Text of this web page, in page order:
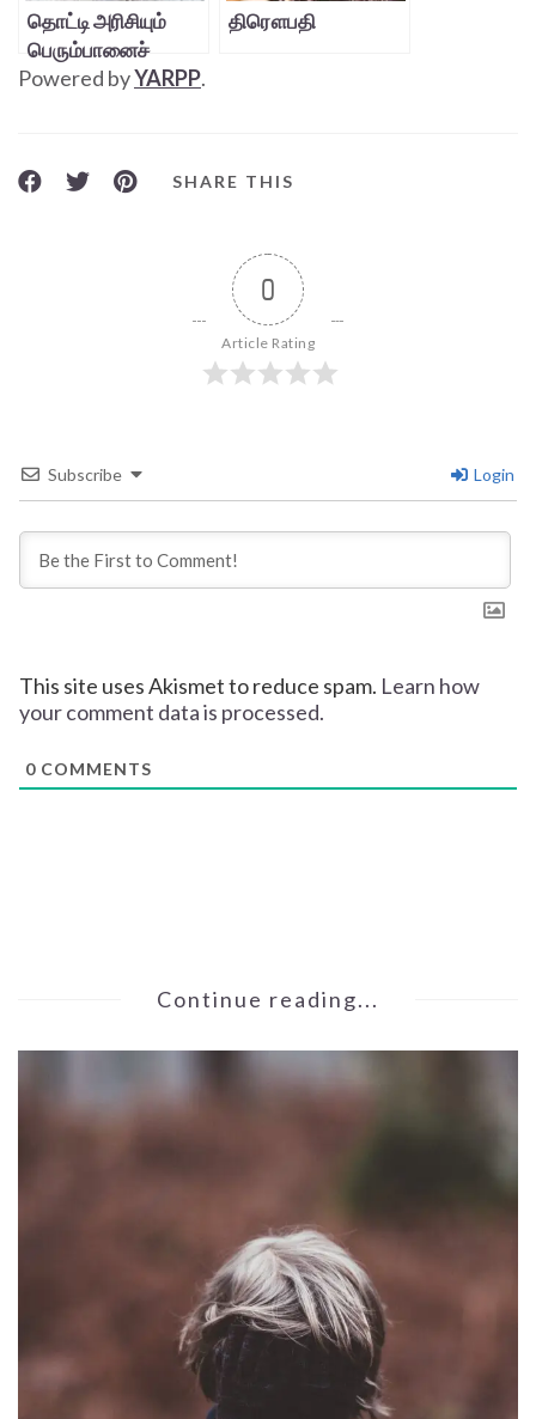
தொட்டி அரிசியும்
பெரும்பானைச்
சோறும்
திரௌபதி
Powered byYARPP.
SHARE THIS
0
Article Rating
Subscribe Login
This site uses Akismet to reduce spam. Learn how
your comment data is processed.
0 COMMENTS
Continue reading...